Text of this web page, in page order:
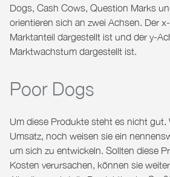
Dogs, Cash Cows, Question Marks
orientieren sich an zwei Achsen. Der
Marktanteil dargestellt ist und der y-
Marktwachstum dargestellt ist.
Poor Dogs
Um diese Produkte steht es nicht gut.
Umsatz, noch weisen sie ein
um sich zu entwickeln. Sollten diese
Kosten verursachen, können sie